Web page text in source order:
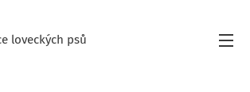
loveckých psů